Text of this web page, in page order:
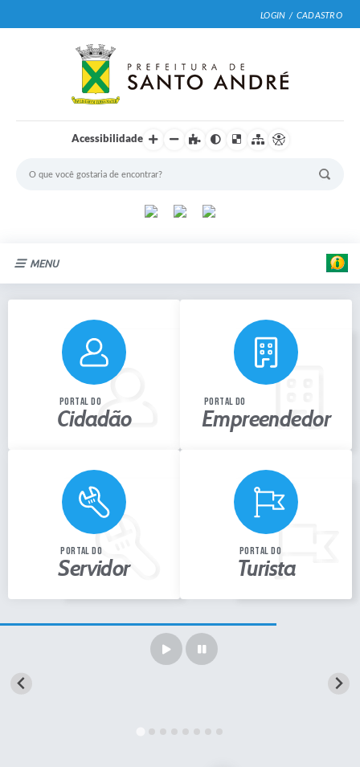
LOGIN / CADASTRO
Acessibilidade
MENU
Cidade
Prefeitura
Portal de Serviços
Contas Públicas
Declaração de Rendimentos
FAQ - Perguntas Frequentes
portal do
Cidadão
portal do
Empreendedor
portal do
Servidor
portal do
Turista